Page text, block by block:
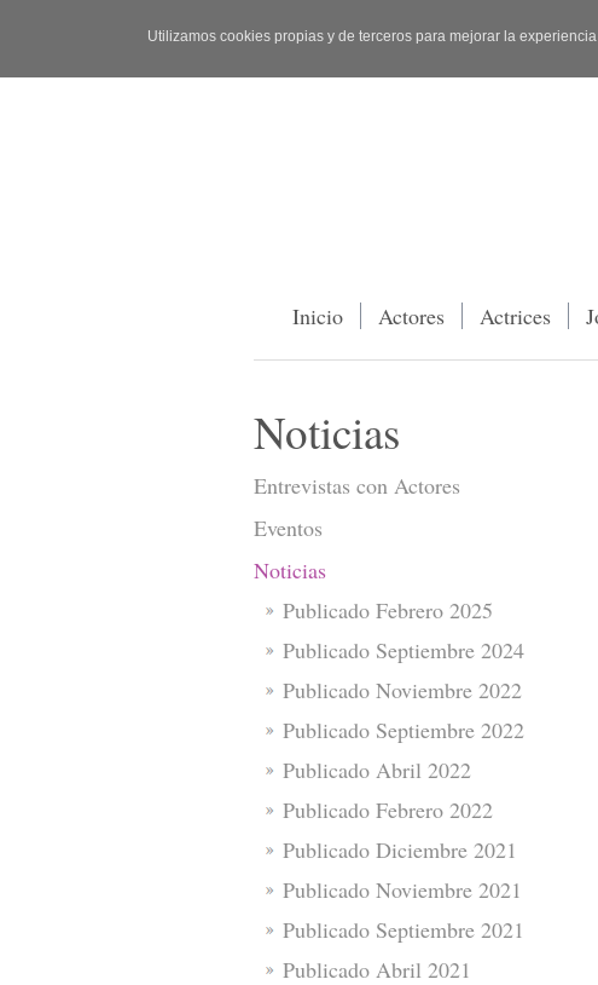
Utilizamos cookies propias y de terceros para mejorar la
Inicio Actores Actrices
Noticias
Entrevistas con Actores
Eventos
Noticias
Publicado Febrero 2025
Publicado Septiembre 2024
Publicado Noviembre 2022
Publicado Septiembre 2022
Publicado Abril 2022
Publicado Febrero 2022
Publicado Diciembre 2021
Publicado Noviembre 2021
Publicado Septiembre 2021
Publicado Abril 2021